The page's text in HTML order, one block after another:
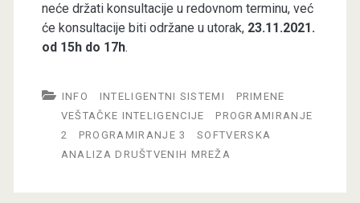
neće držati konsultacije u redovnom terminu, već
će konsultacije biti održane u utorak, 23.11.2021.
od 15h do 17h.
INFO INTELIGENTNI SISTEMI
PRIMENE
VEŠTAČKE INTELIGENCIJE
PROGRAMIRANJE
2
PROGRAMIRANJE 3
SOFTVERSKA
ANALIZA DRUŠTVENIH MREŽA